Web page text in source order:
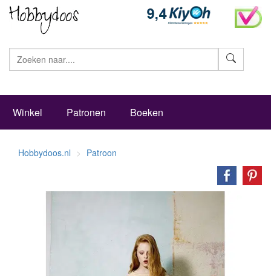
Winkel Patronen Boeken
Hobbydoos.nl Patroon